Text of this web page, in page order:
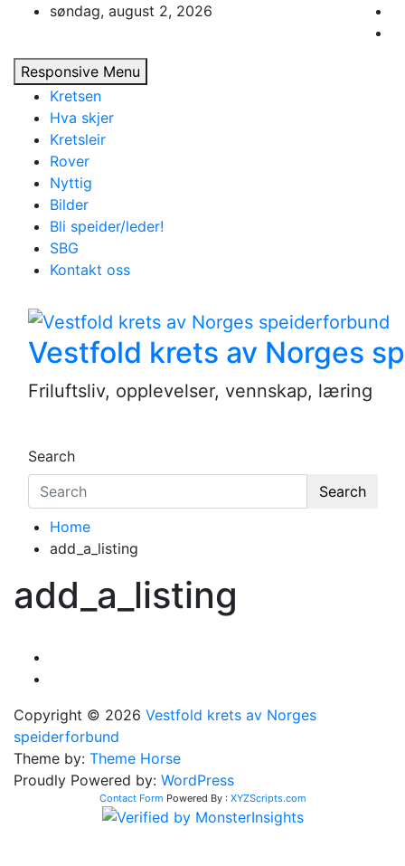
content
søndag, august 2, 2026
Responsive Menu
Kretsen
Hva skjer
Kretsleir
Rover
Nyttig
Bilder
Bli speider/leder!
SBG
Kontakt oss
Vestfold krets av Norges
Friluftsliv, opplevelser, vennskap, læring
Search
Search
Home
add_a_listing
add_a_listing
Copyright © 2026 Vestfold krets av Norges
speiderforbund
Theme by: Theme Horse
Proudly Powered by: WordPress
Contact Form Powered By : XYZScripts.com